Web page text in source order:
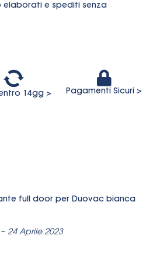
elaborati e spediti senza
14gg > Pagamenti Sicuri >
full door per Duovac bianca
– 24 Aprile 2023